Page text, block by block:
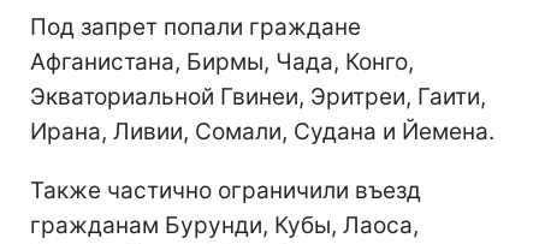
Под запрет попали граждане
Афганистана, Бирмы, Чада, Конго,
Экваториальной Гвинеи, Эритреи, Гаити,
Ирана, Ливии, Сомали, Судана и Йемена.
Также частично ограничили въезд
гражданам Бурунди, Кубы, Лаоса,